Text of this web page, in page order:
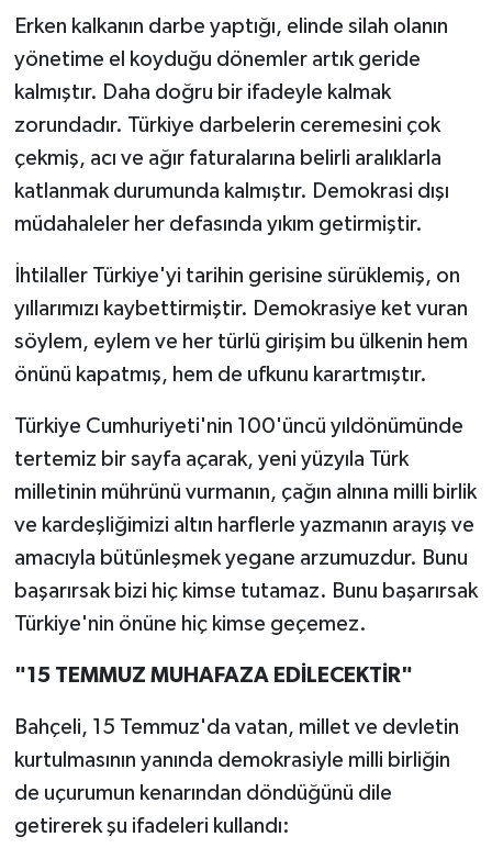
Erken kalkanın darbe yaptığı, elinde silah olanın
yönetime el koyduğu dönemler artık geride
kalmıştır. Daha doğru bir ifadeyle kalmak
zorundadır. Türkiye darbelerin ceremesini çok
çekmiş, acı ve ağır faturalarına belirli aralıklarla
katlanmak durumunda kalmıştır. Demokrasi dışı
müdahaleler her defasında yıkım getirmiştir.
İhtilaller Türkiye'yi tarihin gerisine sürüklemiş, on
yıllarımızı kaybettirmiştir. Demokrasiye ket vuran
söylem, eylem ve her türlü girişim bu ülkenin hem
önünü kapatmış, hem de ufkunu karartmıştır.
Türkiye Cumhuriyeti'nin 100'üncü yıldönümünde
tertemiz bir sayfa açarak, yeni yüzyıla Türk
milletinin mührünü vurmanın, çağın alnına milli birlik
ve kardeşliğimizi altın harflerle yazmanın arayış ve
amacıyla bütünleşmek yegane arzumuzdur. Bunu
başarırsak bizi hiç kimse tutamaz. Bunu başarırsak
Türkiye'nin önüne hiç kimse geçemez.
"15 TEMMUZ MUHAFAZA EDİLECEKTİR"
Bahçeli, 15 Temmuz'da vatan, millet ve devletin
kurtulmasının yanında demokrasiyle milli birliğin
de uçurumun kenarından döndüğünü dile
getirerek şu ifadeleri kullandı: